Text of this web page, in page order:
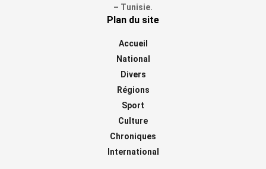
– Tunisie.
Plan du site
Accueil
National
Divers
Régions
Sport
Culture
Chroniques
International